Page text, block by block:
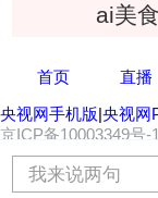
ai美食
首页 直播
央视网手机版|央视网
京ICP备10003349号-1
我来说两句